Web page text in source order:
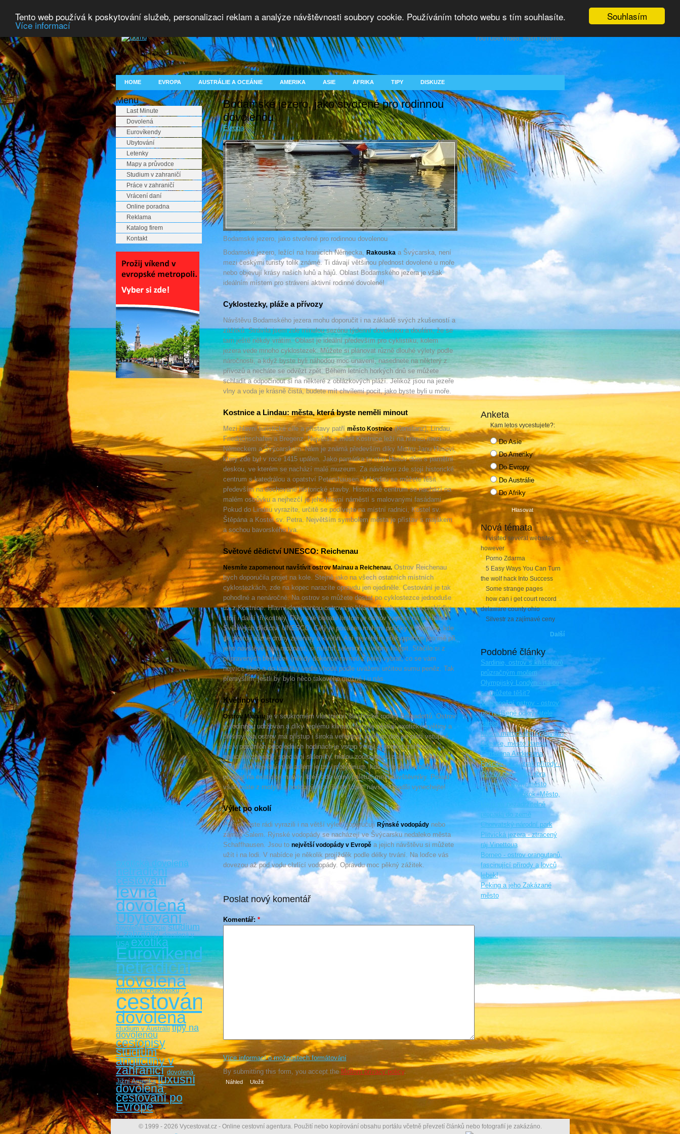
Souhlasím
Tento web používá k poskytování služeb, personalizaci reklam a analýze návštěvnosti soubory cookie. Používáním tohoto webu s tím souhlasíte.
Více informací
YouTube Video, flash required.
HOME EVROPA AUSTRÁLIE A OCEÁNIE AMERIKA ASIE AFRIKA TIPY DISKUZE
Menu
Last Minute
Dovolená
Eurovíkendy
Ubytování
Letenky
Mapy a průvodce
Studium v zahraničí
Práce v zahraničí
Vrácení daní
Online poradna
Reklama
Katalog firem
Kontakt
exotická dovolená
netradiční
cestování
levná
dovolená
Ubytování
dovolená Francie studium
v zahraničí dovolená v
USA exotika
Eurovíkendy
netradiční
dovolená
dovolená v Rakousku
cestování
dovolená
studium v Austrálii tipy na
dovolenou
cestopisy
studium
angličtiny v
zahraničí dovolená
Jižní Amerika luxusní
dovolená
cestovaní po
Evropě
Anketa
Kam letos vycestujete?:
Do Asie
Do Ameriky
Do Evropy
Do Austrálie
Do Afriky
Nová témata
I visited several websites
however
Porno Zdarma
5 Easy Ways You Can Turn
the wolf hack Into Success
Some strange pages
how can i get court record
delaware county ohio
Silvestr za zajímavé ceny
Další
Podobné články
Sardinie, ostrov s křišťálově
průzračným mořem
Olympijský Londýn - na co
se můžete těšit?
Velikonoční ostrov - ostrov
pro nadšené odkryvatele
záhad
Města marockého království
Odense, město Hanse
Christiana Andersena
Fascinující zázrak přírody -
Ostrov ohňového obra
Poznejte hlavní město
Thajska - Bangkok. Město,
které se nezadržitelně
propadá do země
Chorvatský národní park
Plitvická jezera - ztracený
ráj Vinettoua
Borneo - ostrov orangutanů,
fascinující přírody a lovců
lebek!
Peking a jeho Zakázané
město
Bodamské jezero, jako stvořené pro rodinnou
dovolenou
Evropa
Bodamské jezero, jako stvořené pro rodinnou dovolenou
Bodamské jezero, ležící na hranicích Německa, Rakouskaa Švýcarska, není
mezi českými turisty tolik známé. Ti dávají většinou přednost dovolené u moře
nebo objevují krásy našich luhů a hájů. Oblast Bodamského jezera je však
ideálním místem pro strávení aktivní rodinné dovolené!
Cyklostezky, pláže a přívozy
Návštěvu Bodamského jezera mohu doporučit i na základě svých zkušeností a
zážitků. Strávila jsem zde minulou sezónu týdenní dovolenou a doufám, že se
tam ještě někdy vrátím. Oblast je ideální především pro cyklistiku, kolem
jezera vede mnoho cyklostezek. Můžete si plánovat různě dlouhé výlety podle
náročnosti, a když byste byli náhodou moc unavení, nasednete na některý z
přívozů a necháte se odvézt zpět. Během letních horkých dnů se můžete
schladit a odpočinout si na některé z oblázkových pláží. Jelikož jsou na jezeře
vlny a voda je krásně čistá, budete mít chvílemi pocit, jako byste byli u moře.
Kostnice a Lindau: města, která byste neměli minout
Mezi hlavní turistické cíle a přístavy patří město Kostnice(Konstanz), Lindau,
Friedrichschafen a Bregenz. Největší z měst Kostnice leží na hranici mezi
Německem a Švýcarskem. Nám je známá především díky Mistru Janu Husovi,
který zde byl v roce 1415 upálen. Jako památka tu stojí Husův dům s pamětní
deskou, ve kterém se nachází malé muzeum. Za návštěvu zde stojí historické
centrum s katedrálou a opatství Petershausen. V Lindau se můžete těšit
především na dochované historické stavby. Historické centrum se nachází na
malém ostrůvku a nejhezčí je jeho hlavní náměstí s malovanými fasádami.
Pokud do Lindau vyrazíte, určitě se podívejte na místní radnici, Kostel sv.
Štěpána a Kostel sv. Petra. Největším symbolem města je přístav s majákem
a sochou bavorského lva.
Světové dědictví UNESCO: Reichenau
Nesmíte zapomenout navštívit ostrov Mainau a Reichenau.Ostrov Reichenau
bych doporučila projet na kole. Stejně jako na všech ostatních místních
cyklostezkách, zde na kopec narazíte opravdu jen ojediněle. Cestování je tak
pohodlné a nenáročné. Na ostrov se můžete dostat po cyklostezce jednoduše
už z Kostnice. Hlavní dominantou ostrova je klášter Reichenau a za prohlídku
stojí i další tři kostely. Díky své bohaté historii je ostrov zapsán na seznamu
Světových dědictví UNESCO. Celý je posázen malými políčky a skleníky, kde
se pěstují různé druhy zeleniny a květin. Asi největším překvapením pro mě při
jeho návštěvě byla možnost, si místní zeleninu i květiny koupit. Stačilo si z
připravených bedniček (někdy dokonce rovnou z pole) vybrat, co se vám
nejvíce líbilo a do kasičky vedle vhodit podle uvážení určitou sumu peněz. Tak
přemýšlím, jestli by bylo něco takového možné i u nás.
Květinový ostrov
Ostrov Mainauje v soukromém vlastnictví šlechtické rodiny Bernadottů. Ostrov
je rodinnou udržován a díky teplému klimatu se zde pěstují exotické květiny a
dřeviny. Na ostrov má přístup i široká veřejnost. Během dne se platí vstupné,
ale v pozdních odpoledních hodinách je vstup volný. Komplex zahrnuje
palácové zahrady, speciální skleníky, malou zoologickou zahradu či dětské
hřiště. Asi největším lákadlem je tzv. motýlárium, kde se můžete zblízka
podívat na exotické motýly, kteří zde volně poletují mezi návštěvníky. Pokud
však máte z motýlů a podobných zvířátek fobie, návštěvu radši vynechejte!
Výlet po okolí
Pokud byste rádi vyrazili i na větší výlet, doporučuji Rýnské vodopádynebo
zámek Salem. Rýnské vodopády se nacházejí ve Švýcarsku nedaleko města
Schaffhausen. Jsou to největší vodopády v Evropěa jejich návštěvu si můžete
užít i na lodi. V nabídce je několik projížděk podle délky trvání. Na loďce vás
dovezou až pod vodu chrlící vodopády. Opravdu moc pěkný zážitek.
Poslat nový komentář
Komentář: *
Více informací o možnostech formátování
By submitting this form, you accept the Mollom privacy policy.
© 1999 - 2026 Vycestovat.cz - Online cestovní agentura. Použití nebo kopírování obsahu portálu včetně převzetí článků nebo fotografií je zakázáno.